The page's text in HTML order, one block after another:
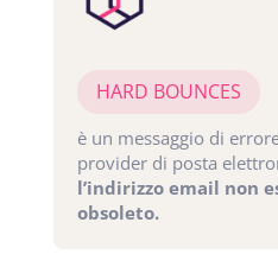
HARD BOUNCES
è un messaggio di
provider di posta
l’indirizzo email non
obsoleto.